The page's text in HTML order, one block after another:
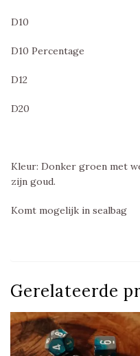
D10
D10 Percentage
D12
D20
Kleur: Donker groen met
zijn goud.
Komt mogelijk in sealbag
Gerelateerde